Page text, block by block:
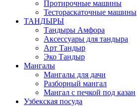
Протирочные машины
Тестораскаточные машины
ТАНДЫРЫ
Тандыры Амфора
Аксессуары для тандыра
Арт Тандыр
Эко Тандыр
Мангалы
Мангалы для дачи
Разборный мангал
Мангал с печкой под казан
Узбекская посуда